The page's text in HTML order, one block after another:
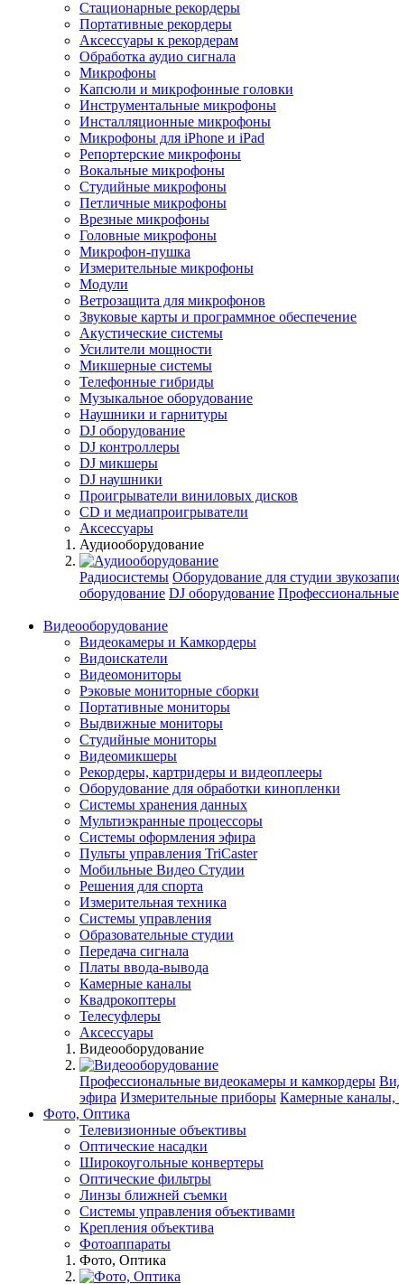
Стационарные рекордеры
Портативные рекордеры
Аксессуары к рекордерам
Обработка аудио сигнала
Микрофоны
Капсюли и микрофонные головки
Инструментальные микрофоны
Инсталляционные микрофоны
Микрофоны для iPhone и iPad
Репортерские микрофоны
Вокальные микрофоны
Студийные микрофоны
Петличные микрофоны
Врезные микрофоны
Головные микрофоны
Микрофон-пушка
Измерительные микрофоны
Модули
Ветрозащита для микрофонов
Звуковые карты и программное обеспечение
Акустические системы
Усилители мощности
Микшерные системы
Телефонные гибриды
Музыкальное оборудование
Наушники и гарнитуры
DJ оборудование
DJ контроллеры
DJ микшеры
DJ наушники
Проигрыватели виниловых дисков
СD и медиапроигрыватели
Аксессуары
Аудиооборудование
Радиосистемы Оборудование для студии
оборудование DJ оборудование
Видеооборудование
Видеокамеры и Камкордеры
Видоискатели
Видеомониторы
Рэковые мониторные сборки
Портативные мониторы
Выдвижные мониторы
Студийные мониторы
Видеомикшеры
Рекордеры, картридеры и видеоплееры
Оборудование для обработки кинопленки
Системы хранения данных
Мультиэкранные процессоры
Системы оформления эфира
Пульты управления TriCaster
Мобильные Видео Студии
Решения для спорта
Измерительная техника
Системы управления
Образовательные студии
Передача сигнала
Платы ввода-вывода
Камерные каналы
Квадрокоптеры
Телесуфлеры
Аксессуары
Видеооборудование
Профессиональные видеокамеры и камкордеры
эфира Измерительные приборы Камерные каналы,
Фото, Оптика
Телевизионные объективы
Оптические насадки
Широкоугольные конвертеры
Оптические фильтры
Линзы ближней съемки
Системы управления объективами
Крепления объектива
Фотоаппараты
Фото, Оптика